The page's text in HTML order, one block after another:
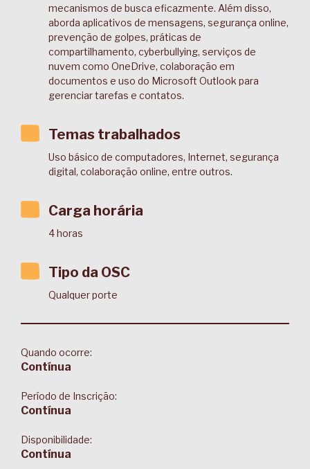
mecanismos de busca eficazmente. Além disso,
aborda aplicativos de mensagens, segurança online,
prevenção de golpes, práticas de
compartilhamento, cyberbullying, serviços de
nuvem como OneDrive, colaboração em
documentos e uso do Microsoft Outlook para
gerenciar tarefas e contatos.
Temas trabalhados
Uso básico de computadores, Internet, segurança
digital, colaboração online, entre outros.
Carga horária
4 horas
Tipo da OSC
Qualquer porte
Quando ocorre:
Contínua
Período de Inscrição:
Contínua
Disponibilidade:
Contínua